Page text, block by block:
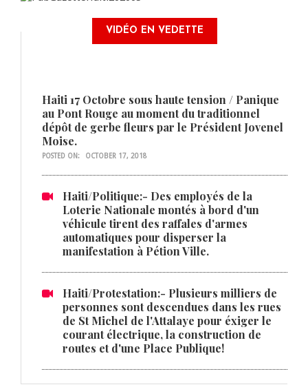
VIDÉO EN VEDETTE
Haiti 17 Octobre sous haute tension / Panique
au Pont Rouge au moment du traditionnel
dépôt de gerbe fleurs par le Président Jovenel
Moise.
POSTED ON: OCTOBER 17, 2018
Haiti/Politique:- Des employés de la
Loterie Nationale montés à bord d'un
véhicule tirent des raffales d'armes
automatiques pour disperser la
manifestation à Pétion Ville.
Haiti/Protestation:- Plusieurs milliers de
personnes sont descendues dans les rues
de St Michel de l'Attalaye pour éxiger le
courant électrique, la construction de
routes et d'une Place Publique!